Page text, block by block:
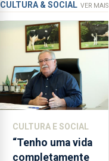
de
ensino
instituição
CULTURA & SOCIAL VER MAIS
CULTURA E SOCIAL
“Tenho uma vida
completamente